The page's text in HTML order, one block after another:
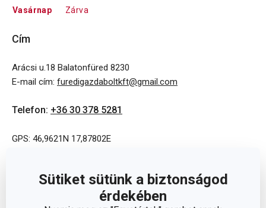
Sütiket sütünk a biztonságod
érdekében
Vasárnap
Zárva
Cím
Arácsi u.18 Balatonfüred 8230
E-mail cím: furedigazdaboltkft@gmail.com
Telefon: +36 30 378 5281
GPS: 46,9621N 17,87802E